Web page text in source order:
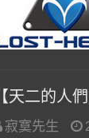
【天二的人
寂寞先生